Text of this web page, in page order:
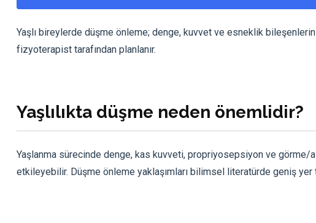
Yaşlı bireylerde düşme önleme; denge, kuvvet ve esneklik
fizyoterapist tarafından planlanır.
Yaşlılıkta düşme neden önemlidir?
Yaşlanma sürecinde denge, kas kuvveti, propriyosepsiyon ve
etkileyebilir. Düşme önleme yaklaşımları bilimsel literatürde geniş yer